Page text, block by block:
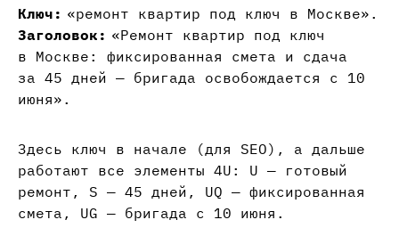
Ключ: «ремонт квартир под ключ в Москве».
Заголовок: «Ремонт квартир под ключ
в Москве: фиксированная смета и сдача
за 45 дней — бригада освобождается с 10
июня».
Здесь ключ в начале (для SEO), а дальше
работают все элементы 4U: U — готовый
ремонт, S — 45 дней, UQ — фиксированная
смета, UG — бригада с 10 июня.